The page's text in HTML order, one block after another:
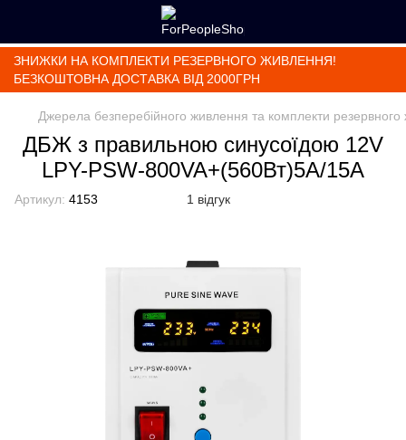
ЗНИЖКИ НА КОМПЛЕКТИ РЕЗЕРВНОГО ЖИВЛЕННЯ!
БЕЗКОШТОВНА ДОСТАВКА ВІД 2000ГРН
Джерела безперебійного живлення та комплекти
ДБЖ з правильною синусоїдою 12V
LPY-PSW-800VA+(560Вт)5A/15A
Артикул: 4153 1 відгук